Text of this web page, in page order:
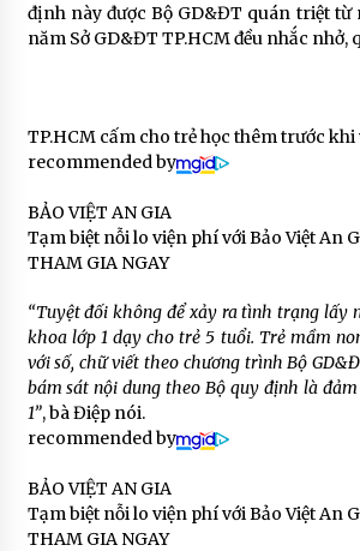
định này được Bộ GD&ĐT quán triệt từ
năm Sở GD&ĐT TP.HCM đều nhắc nhở,
TP.HCM cấm cho trẻ học thêm trước khi
recommended by
BẢO VIỆT AN GIA
Tạm biệt nỗi lo viện phí với Bảo Việt An
THAM GIA NGAY
“Tuyệt đối không để xảy ra tình trạng lấy
khoa lớp 1 dạy cho trẻ 5 tuổi. Trẻ mầm
với số, chữ viết theo chương trình Bộ
bám sát nội dung theo Bộ quy định là
1”, bà Điệp nói.
recommended by
BẢO VIỆT AN GIA
Tạm biệt nỗi lo viện phí với Bảo Việt An
THAM GIA NGAY